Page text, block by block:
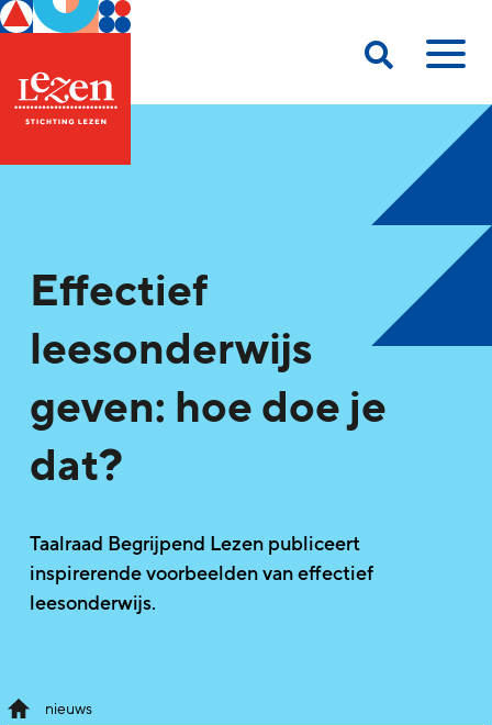
Effectief
leesonderwijs
geven: hoe doe je
dat?
Taalraad Begrijpend Lezen publiceert
inspirerende voorbeelden van effectief
leesonderwijs.
nieuws